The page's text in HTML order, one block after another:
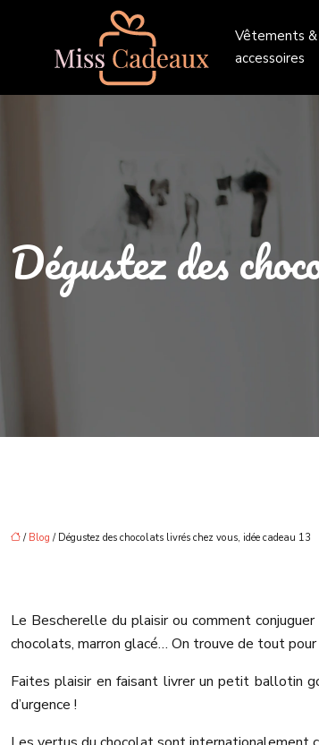
Vêtements &
accessoires
Dégustez des
/ Blog / Dégustez des chocolats livrés chez vous, idée cadeau 13
Le Bescherelle du plaisir ou comment
chocolats, marron glacé… On trouve de tout
Faites plaisir en faisant livrer un petit ballotin
d’urgence !